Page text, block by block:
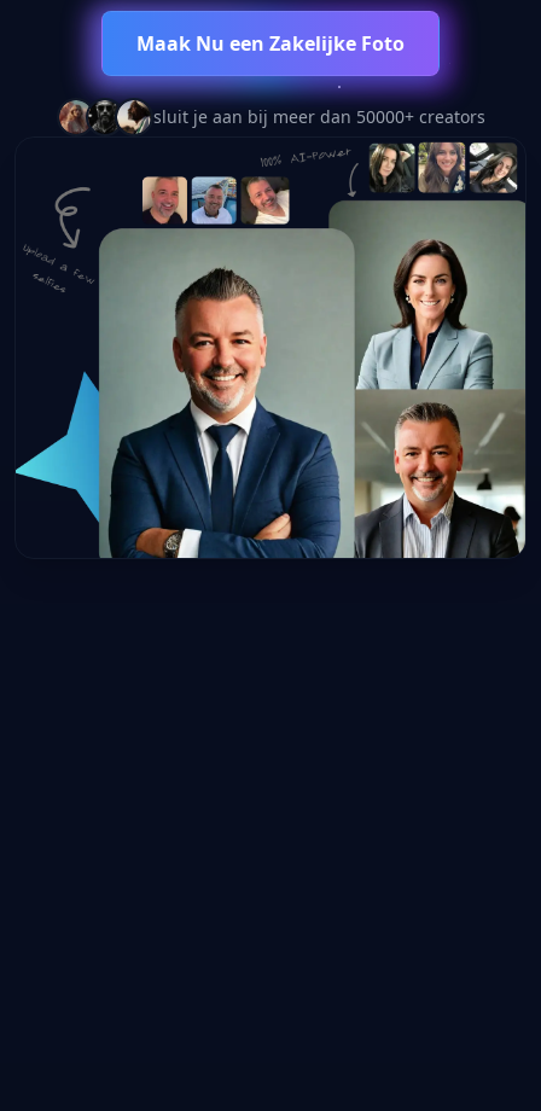
Maak Nu een Zakelijke Foto
sluit je aan bij meer dan 50000+ creators